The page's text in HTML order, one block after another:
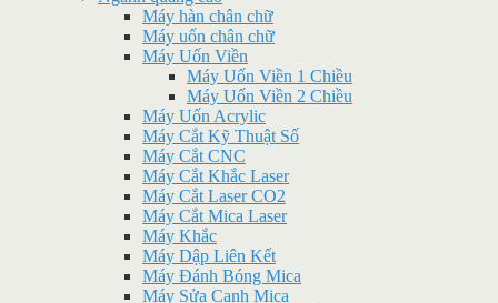
Máy hàn chân chữ
Máy uốn chân chữ
Máy Uốn Viền
Máy Uốn Viền 1 Chiều
Máy Uốn Viền 2 Chiều
Máy Uốn Acrylic
Máy Cắt Kỹ Thuật Số
Máy Cắt CNC
Máy Cắt Khắc Laser
Máy Cắt Laser CO2
Máy Cắt Mica Laser
Máy Khắc
Máy Dập Liên Kết
Máy Đánh Bóng Mica
Máy Sửa Cạnh Mica